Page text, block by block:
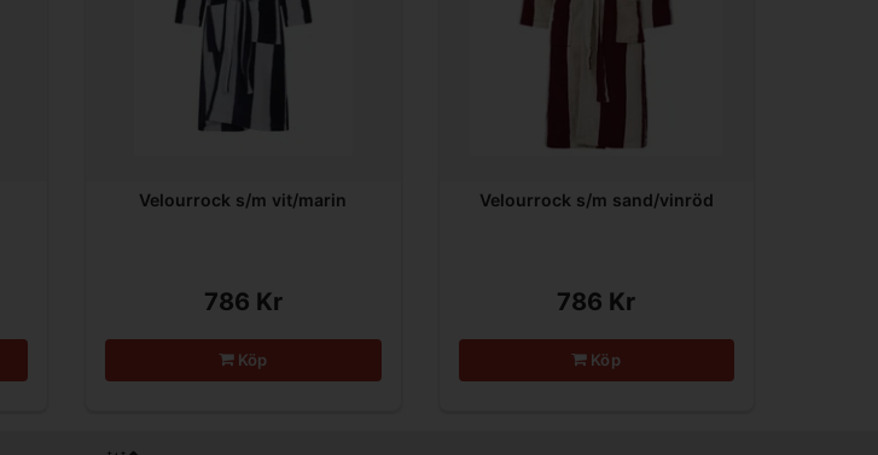
Velourrock s/m vit/marin
786 Kr
Köp
Velourrock s/m sand/vinröd
786 Kr
Köp